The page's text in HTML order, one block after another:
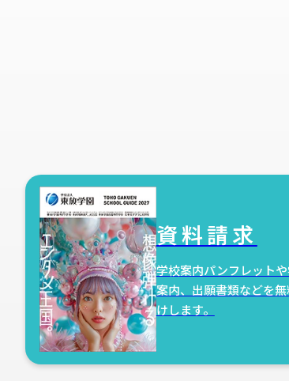
資料請求
学校案内パンフレット
案内、出願書類などを
けします。